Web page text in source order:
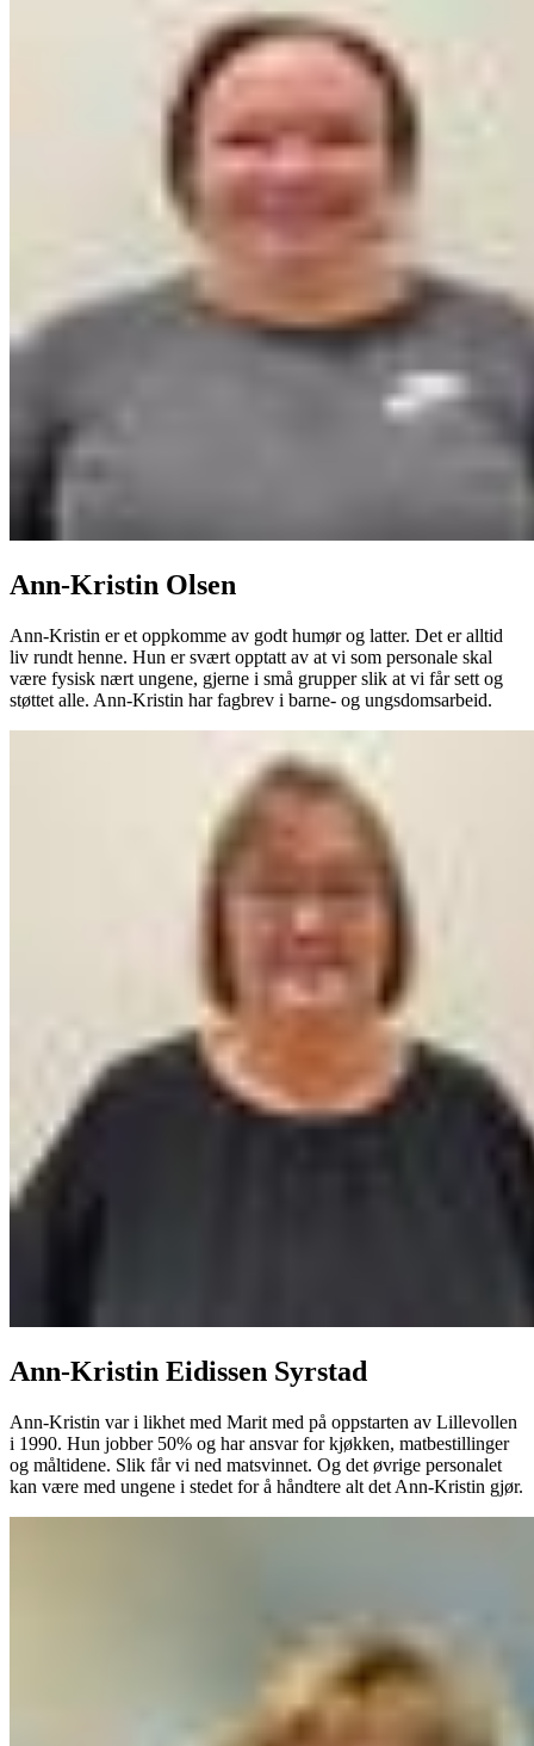
Ann-Kristin Olsen
Ann-Kristin er et oppkomme av godt humør og latter. Det er alltid
liv rundt henne. Hun er svært opptatt av at vi som personale skal
være fysisk nært ungene, gjerne i små grupper slik at vi får sett og
støttet alle. Ann-Kristin har fagbrev i barne- og ungsdomsarbeid.
Ann-Kristin Eidissen Syrstad
Ann-Kristin var i likhet med Marit med på oppstarten av Lillevollen
i 1990. Hun jobber 50% og har ansvar for kjøkken, matbestillinger
og måltidene. Slik får vi ned matsvinnet. Og det øvrige personalet
kan være med ungene i stedet for å håndtere alt det Ann-Kristin gjør.